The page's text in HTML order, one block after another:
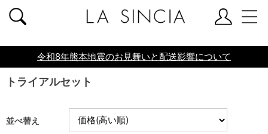
共通ヘッダー
令和8年熊本地震のお見舞いと配送影響について
トライアルセット
並べ替え